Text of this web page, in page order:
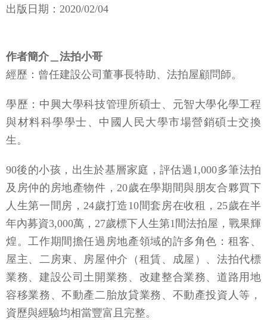
出版日期：2020/02/04
作者簡介＿法拍小哥
經歷：曾任建設公司董事長特助、法拍屋顧問師。
學歷：中興大學科技管理所碩士、元智大學化學工程
與材料科學學士、中國人民大學市場營銷碩士交換
生。
90後的小孩，出生於基層家庭，評估過1,000多筆法拍
及房仲的房地產物件，20歲在學期間與朋友合夥買下
人生第一間房，24歲打造10間套房在收租，25歲在半
年內募資3,000萬，27歲標下人生第1間法拍屋，戰果輝
煌。工作期間擔任過房地產領域的許多角色：租客、
屋主、二房東、房屋仲介（租賃、成屋）、法拍代標
業務、建設公司土開業務、改建整合業務、道路用地
容移業務、不動產二胎放貸業務、不動產投資人等，
資歷與經驗均相當豐富且完整。